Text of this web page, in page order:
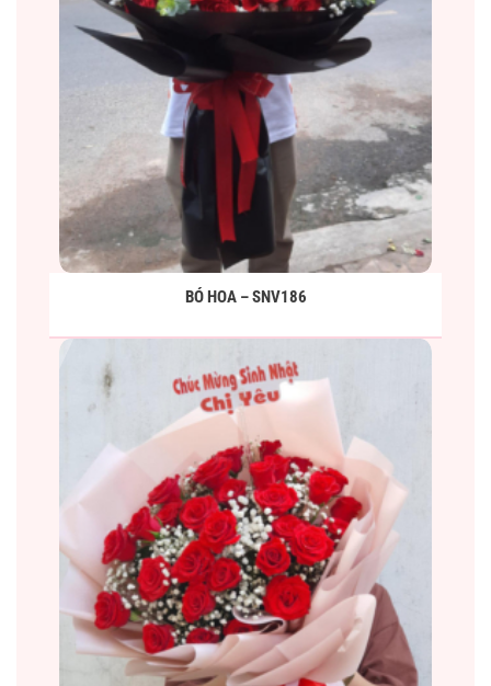
BÓ HOA – SNV186